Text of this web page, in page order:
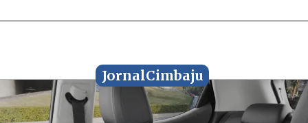
JornalCimbaju
JornalCimbaju